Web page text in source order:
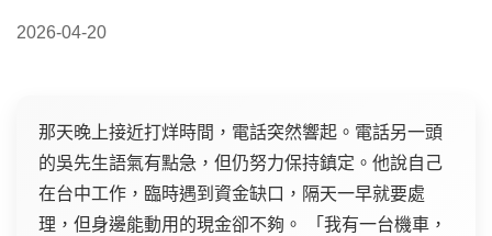
2026-04-20
那天晚上接近打烊時間，電話突然響起。電話另一頭
的吳先生語氣有點急，但仍努力保持鎮定。他說自己
在台中工作，臨時遇到資金缺口，隔天一早就要處
理，但身邊能動用的現金卻不夠。 「我有一台機車，